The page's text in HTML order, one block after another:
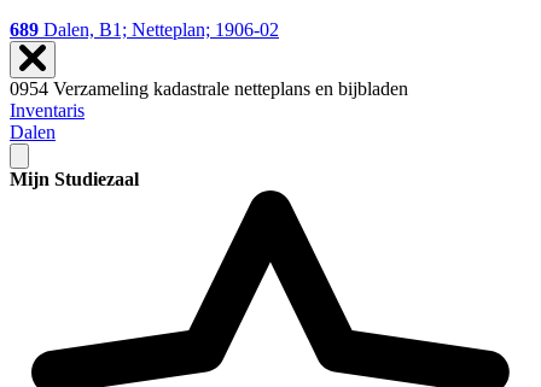
689 Dalen, B1; Netteplan; 1906-02
0954 Verzameling kadastrale netteplans en bijbladen
Inventaris
Dalen
Mijn Studiezaal